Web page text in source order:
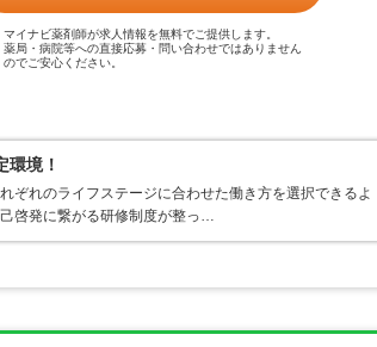
マイナビ薬剤師が求人情報を無料でご提供します。
薬局・病院等への直接応募・問い合わせではありません
のでご安心ください。
環境！
ぞれのライフステージに合わせた働き方を選択できるよ
啓発に繋がる研修制度が整っ…